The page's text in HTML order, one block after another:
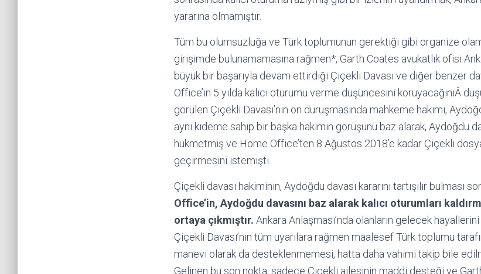
yararına olmamıştır.
Tüm bu olumsuzluğa ve Türk toplumunun gerektiği gibi organize
girişimde bulunamamasına rağmen*, Garth Coates avukatlık ofisi
büyük bir başarıyla devam ettirdiği Çiçekli Davası ve diğer benzer
Office’in 5 yılda kalıcı oturumu verme düşüncesini koruyacağınıÂ
görülen Çiçekli Davası’nın ön duruşmasında mahkeme hakimi,
aynı kıdeme sahip bir başka hakimin görüşünü baz alarak, Aydoğdu
hükmetmiş ve Home Office’ten 8 Ağustos 2018’e kadar Çiçekli
geçirmesini istemişti.
Çiçekli davası hakiminin, Aydoğdu davası kararını tartışılır bulması
Office’in, Aydoğdu davasını baz alarak kalıcı oturumları
ortaya çıkmıştır. Ankara Anlaşması’nda olanların gelecek
Çiçekli Davası’nın tüm uyarılara rağmen maalesef Türk toplumu
manevi olarak da desteklenmemesi, hatta daha vahimi takip bile
Gelinen bu son nokta, sadece Çiçekli ailesinin maddi desteği ve